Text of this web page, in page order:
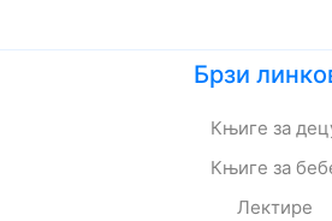
Брзи
Књиге за
Књиге за
Лектире